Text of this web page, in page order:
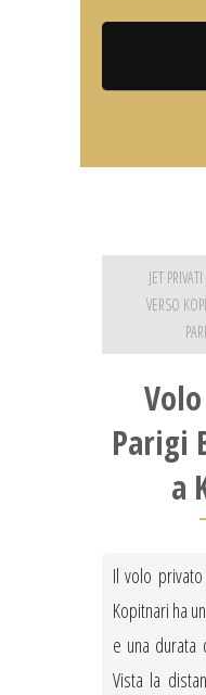
JET
VERSO
Parigi
a
Il volo
Kopitnari ha
e una durata
Vista la